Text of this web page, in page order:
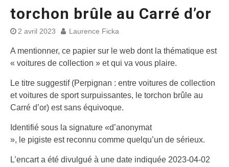
torchon brûle au Carré d’or
2 avril 2023 Laurence Ficka
A mentionner, ce papier sur le web dont la thématique est
« voitures de collection » et qui va vous plaire.
Le titre suggestif (Perpignan : entre voitures de collection
et voitures de sport surpuissantes, le torchon brûle au
Carré d’or) est sans équivoque.
Identifié sous la signature «d’anonymat
», le pigiste est reconnu comme quelqu’un de sérieux.
L’encart a été divulgué à une date indiquée 2023-04-02